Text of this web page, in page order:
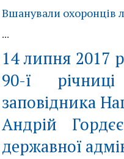
Вшанували охоронців
...
14 липня 2017
90-ї
заповідника
Андрій
державної